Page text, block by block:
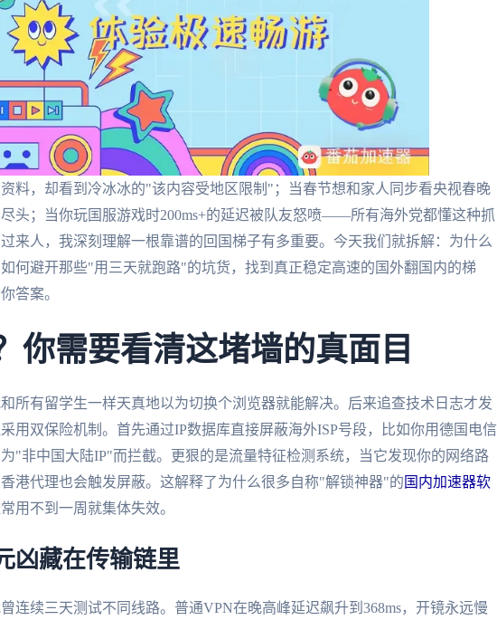
料，却看到冷冰冰的"该内容受地区限制"；当春节想和家人同步看央视春晚
头；当你玩国服游戏时200ms+的延迟被队友怒喷——所有海外党都懂这种抓
来人，我深刻理解一根靠谱的回国梯子有多重要。今天我们就拆解：为什么
何避开那些"用三天就跑路"的坑货，找到真正稳定高速的国外翻国内的梯
答案。
你需要看清这堵墙的真面目
所有留学生一样天真地以为切换个浏览器就能解决。后来追查技术日志才发
用双保险机制。首先通过IP数据库直接屏蔽海外ISP号段，比如你用德国电信
"非中国大陆IP"而拦截。更狠的是流量特征检测系统，当它发现你的网络路
港代理也会触发屏蔽。这解释了为什么很多自称"解锁神器"的 国内加速器软
用不到一周就集体失效。
凶藏在传输链里
连续三天测试不同线路。普通VPN在晚高峰延迟飙升到368ms，开镜永远慢